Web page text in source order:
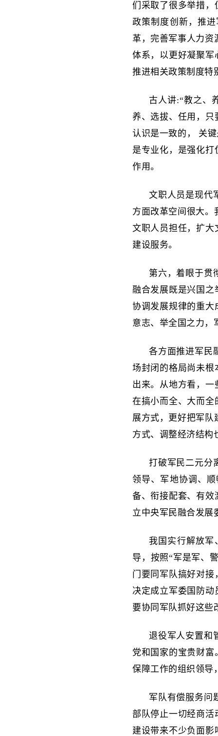
们采取了很多举措，
政策制度创新，推
革，完善军事人力资
体系，以更好凝聚军
推进相关政策制度特
古人讲:“教之、
养、选拔、任用，只
认识是一致的， 关
是专业化，是强化
作用。
文职人员是现代
方面改革空间很大。
文职人员担任，扩大
建设服务。
第六，着眼于贯
融合发展既是兴国
协调发展规律的重大
意志、举全国之力，
各方面推进军民
场封闭的格局尚未根
出来。从地方看，
在搞小而全、大而全
展方式，更好把军队
方式、调整经济结构
打破军民二元分
领导、军地协调、
备、衔接配套、有效
立中央军民融合发展
我国实行解放军
导，按照“军是军、
门要同军队搞好对
决定成立军委国防动
要协同军队抓好这些
退役军人安置和
党和国家的宝贵财
保障工作的组织领导
军队有偿服务问
部队停止一切经商
建设带来不少负面